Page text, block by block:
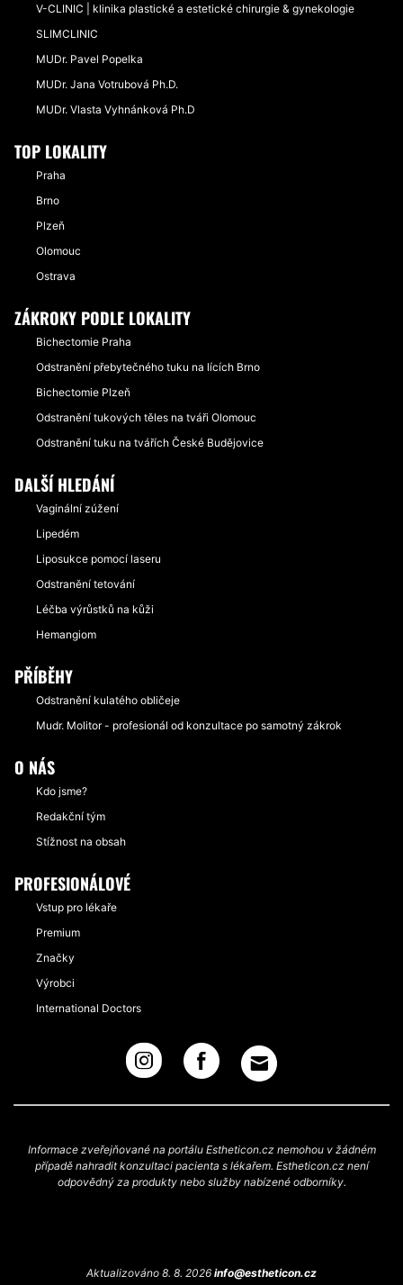
V-CLINIC | klinika plastické a estetické chirurgie & gynekologie
SLIMCLINIC
MUDr. Pavel Popelka
MUDr. Jana Votrubová Ph.D.
MUDr. Vlasta Vyhnánková Ph.D
TOP LOKALITY
Praha
Brno
Plzeň
Olomouc
Ostrava
ZÁKROKY PODLE LOKALITY
Bichectomie Praha
Odstranění přebytečného tuku na lících Brno
Bichectomie Plzeň
Odstranění tukových těles na tváři Olomouc
Odstranění tuku na tvářích České Budějovice
DALŠÍ HLEDÁNÍ
Vaginální zúžení
Lipedém
Liposukce pomocí laseru
Odstranění tetování
Léčba výrůstků na kůži
Hemangiom
PŘÍBĚHY
Odstranění kulatého obličeje
Mudr. Molitor - profesionál od konzultace po samotný zákrok
O NÁS
Kdo jsme?
Redakční tým
Stížnost na obsah
PROFESIONÁLOVÉ
Vstup pro lékaře
Premium
Značky
Výrobci
International Doctors
Informace zveřejňované na portálu Estheticon.cz nemohou v žádném
případě nahradit konzultaci pacienta s lékařem. Estheticon.cz není
odpovědný za produkty nebo služby nabízené odborníky.
Aktualizováno 8. 8. 2026 info@estheticon.cz